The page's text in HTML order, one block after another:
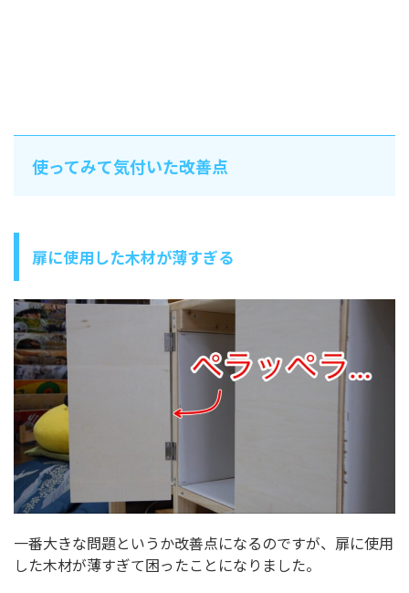
使ってみて気付いた改善点
扉に使用した木材が薄すぎる
一番大きな問題というか改善点になるのですが、扉に使用
した木材が薄すぎて困ったことになりました。